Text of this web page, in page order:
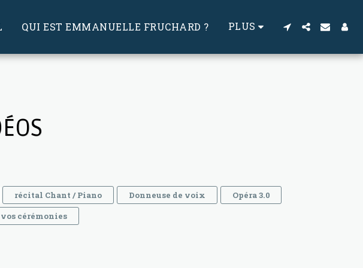
QUI EST EMMANUELLE FRUCHARD ? PLUS
récital Chant / Piano Donneuse de voix
Opéra 3.0
cérémonies